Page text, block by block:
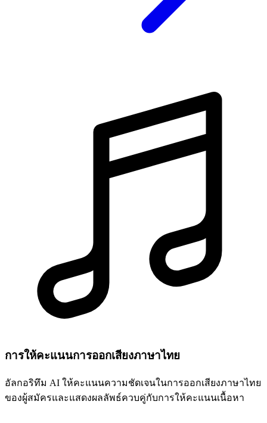
การให้คะแนนการออกเสียงภาษาไทย
อัลกอริทึม AI ให้คะแนนความชัดเจนในการออกเสียงภาษาไทย
ของผู้สมัครและแสดงผลลัพธ์ควบคู่กับการให้คะแนนเนื้อหา